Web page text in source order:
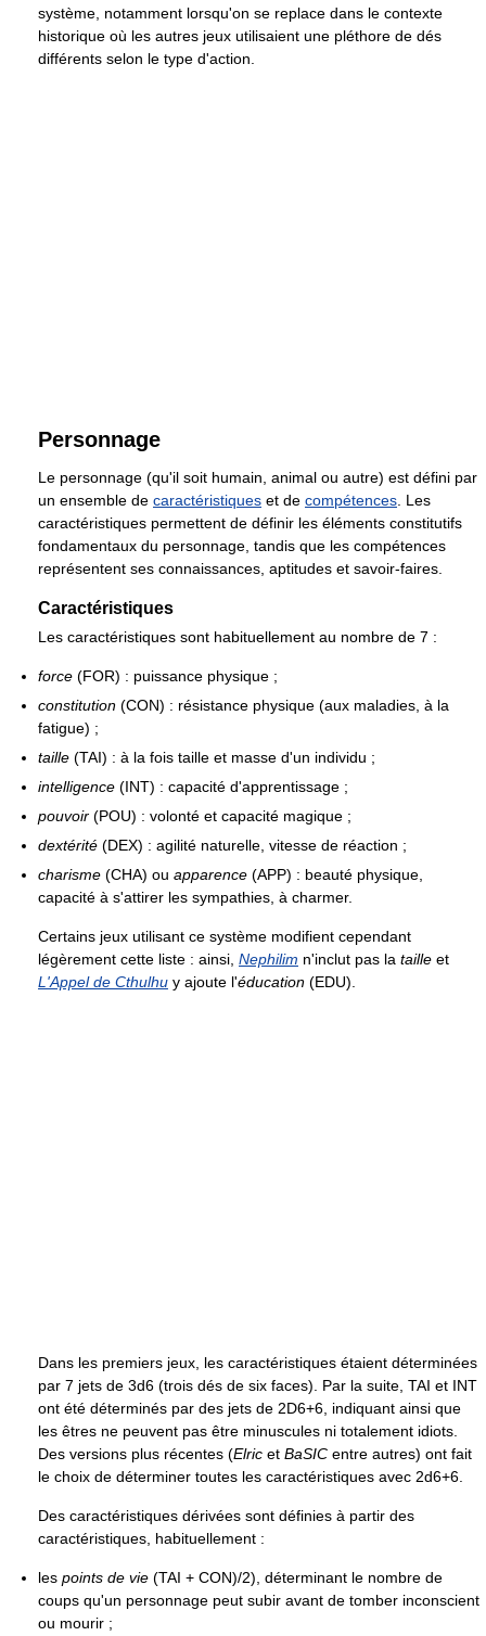
système, notamment lorsqu'on se replace dans le contexte
historique où les autres jeux utilisaient une pléthore de dés
différents selon le type d'action.
Personnage
Le personnage (qu'il soit humain, animal ou autre) est défini par
un ensemble de caractéristiques et de compétences . Les
caractéristiques permettent de définir les éléments constitutifs
fondamentaux du personnage, tandis que les compétences
représentent ses connaissances, aptitudes et savoir-faires.
Caractéristiques
Les caractéristiques sont habituellement au nombre de 7 :
force (FOR) : puissance physique ;
constitution (CON) : résistance physique (aux maladies, à la
fatigue) ;
taille (TAI) : à la fois taille et masse d'un individu ;
intelligence (INT) : capacité d'apprentissage ;
pouvoir (POU) : volonté et capacité magique ;
dextérité (DEX) : agilité naturelle, vitesse de réaction ;
charisme (CHA) ou apparence (APP) : beauté physique,
capacité à s'attirer les sympathies, à charmer.
Certains jeux utilisant ce système modifient cependant
légèrement cette liste : ainsi, Nephilim n'inclut pas la taille et
L'Appel de Cthulhu y ajoute l'éducation (EDU).
Dans les premiers jeux, les caractéristiques étaient déterminées
par 7 jets de 3d6 (trois dés de six faces). Par la suite, TAI et INT
ont été déterminés par des jets de 2D6+6, indiquant ainsi que
les êtres ne peuvent pas être minuscules ni totalement idiots.
Des versions plus récentes (Elric et BaSIC entre autres) ont fait
le choix de déterminer toutes les caractéristiques avec 2d6+6.
Des caractéristiques dérivées sont définies à partir des
caractéristiques, habituellement :
les points de vie (TAI + CON)/2), déterminant le nombre de
coups qu'un personnage peut subir avant de tomber inconscient
ou mourir ;